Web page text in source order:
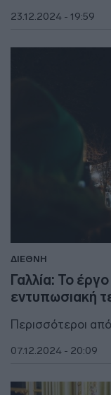
23.12.2024 - 19:59
ΔΙΕΘΝΗ
Γαλλία: Το
εντυπωσιακή
Περισσότεροι
07.12.2024 - 20:09